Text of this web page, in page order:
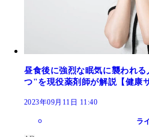
昼食後に強烈な眠気に襲われ
つ"を現役薬剤師が解説【健康
2023年09月11日 11:40
ラ